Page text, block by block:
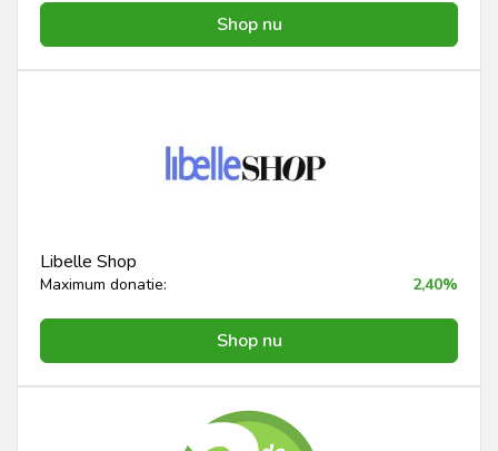
Shop nu
Libelle Shop
Maximum donatie: 2,40%
Shop nu